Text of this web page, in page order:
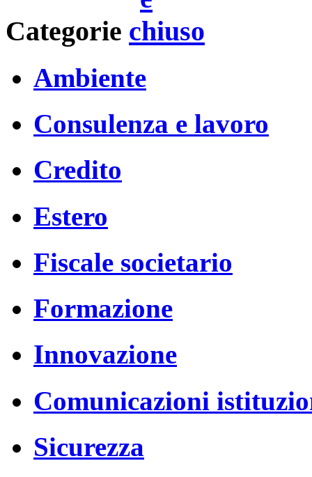
Categorie
Ambiente
Consulenza e lavoro
Credito
Estero
Fiscale societario
Formazione
Innovazione
Comunicazioni
Sicurezza